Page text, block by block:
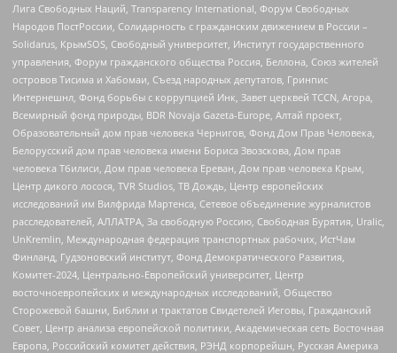
Лига Свободных Наций, Transparеncy International, Форум Свободных
Народов ПостРоссии, Солидарность с гражданским движением в России –
Solidarus, КрымSOS, Свободный университет, Институт государственного
управления, Форум гражданского общества Россия, Беллона, Союз жителей
островов Тисима и Хабомаи, Съезд народных депутатов, Гринпис
Интернешнл, Фонд борьбы с коррупцией Инк, Завет церквей TCCN, Агора,
Всемирный фонд природы, BDR Novaja Gazeta-Europe, Алтай проект,
Образовательный дом прав человека Чернигов, Фонд Дом Прав Человека,
Белорусский дом прав человека имени Бориса Звозскова, Дом прав
человека Тбилиси, Дом прав человека Ереван, Дом прав человека Крым,
Центр дикого лосося, TVR Studios, ТВ Дождь, Центр европейских
исследований им Вилфрида Мартенса, Сетевое объединение журналистов
расследователей, АЛЛАТРА, За свободную Россию, Свободная Бурятия, Uralic,
UnKremlin, Международная федерация транспортных рабочих, ИстЧам
Финланд, Гудзоновский институт, Фонд Демократического Развития,
Комитет-2024, Центрально-Европейский университет, Центр
восточноевропейских и международных исследований, Общество
Сторожевой башни, Библии и трактатов Свидетелей Иеговы, Гражданский
Совет, Центр анализа европейской политики, Академическая сеть Восточная
Европа, Российский комитет действия, РЭНД корпорейшн, Русская Америка